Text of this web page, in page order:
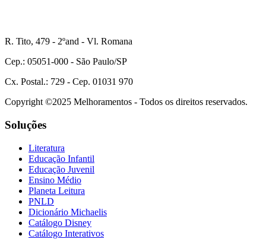
R. Tito, 479 - 2ºand - Vl. Romana
Cep.: 05051-000 - São Paulo/SP
Cx. Postal.: 729 - Cep. 01031 970
Copyright ©2025 Melhoramentos - Todos os direitos reservados.
Soluções
Literatura
Educação Infantil
Educação Juvenil
Ensino Médio
Planeta Leitura
PNLD
Dicionário Michaelis
Catálogo Disney
Catálogo Interativos